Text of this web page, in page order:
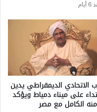
الاتحادي الديمقراطي يدين
على ميناء دمياط ويؤكد
الكامل مع مصر